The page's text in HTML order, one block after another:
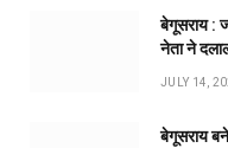
बेगूसराय :
नेता ने
JULY 14,
बेगूसराय